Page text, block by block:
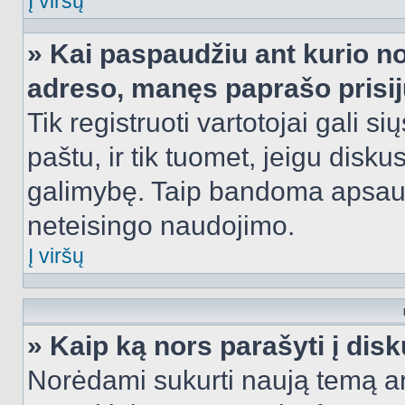
» Kai paspaudžiu ant kurio
adreso, manęs paprašo
Tik registruoti vartotojai gali
paštu, ir tik tuomet, jeigu
galimybę. Taip bandoma
neteisingo naudojimo.
Į viršų
» Kaip ką nors parašyti į
Norėdami sukurti naują temą